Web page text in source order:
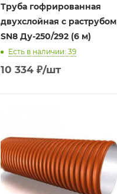
Труба гофрированная
двухслойная с раструбом
SN8 Ду-250/292 (6 м)
Есть в наличии: 39
10 334₽/шт